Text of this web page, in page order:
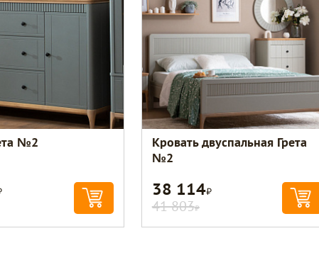
№2
Кровать двуспальная Грета
№2
38 114Р
41 803Р